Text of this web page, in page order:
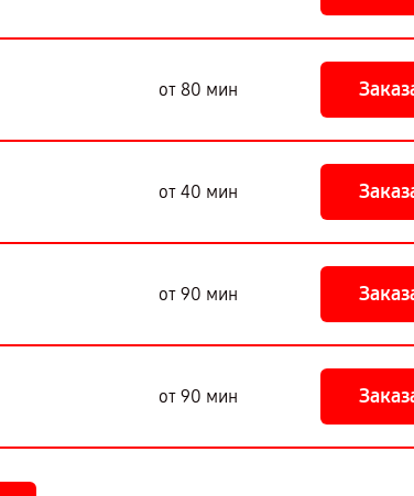
от 80 мин
от 40 мин
от 90 мин
от 90 мин